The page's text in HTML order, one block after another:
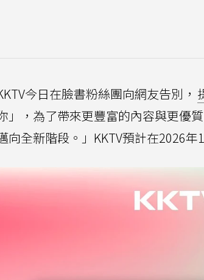
今日在臉書粉絲團向網友告別，
」，為了帶來更豐富的內容與更優
向全新階段。」KKTV預計在2026年